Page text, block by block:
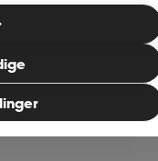
tale om
til en
du være
virkelig er